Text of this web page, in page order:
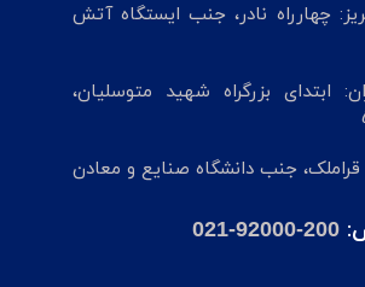
چهارراه نادر، جنب ایستگاه آتش
ابتدای بزرگراه شهید متوسلیان،
قراملک، جنب دانشگاه صنایع و معادن
021-92000-200